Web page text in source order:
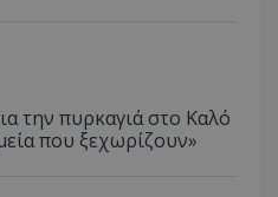
την πυρκαγιά στο Καλό
που ξεχωρίζουν»